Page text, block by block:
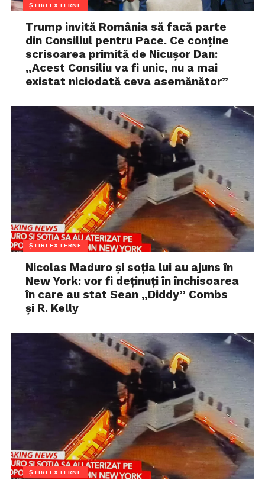
ȘTIRI EXTERNE
Trump invită România să facă parte
din Consiliul pentru Pace. Ce conține
scrisoarea primită de Nicușor Dan:
„Acest Consiliu va fi unic, nu a mai
existat niciodată ceva asemănător”
ȘTIRI EXTERNE
Nicolas Maduro și soția lui au ajuns în
New York: vor fi deținuți în închisoarea
în care au stat Sean „Diddy” Combs
și R. Kelly
ȘTIRI EXTERNE